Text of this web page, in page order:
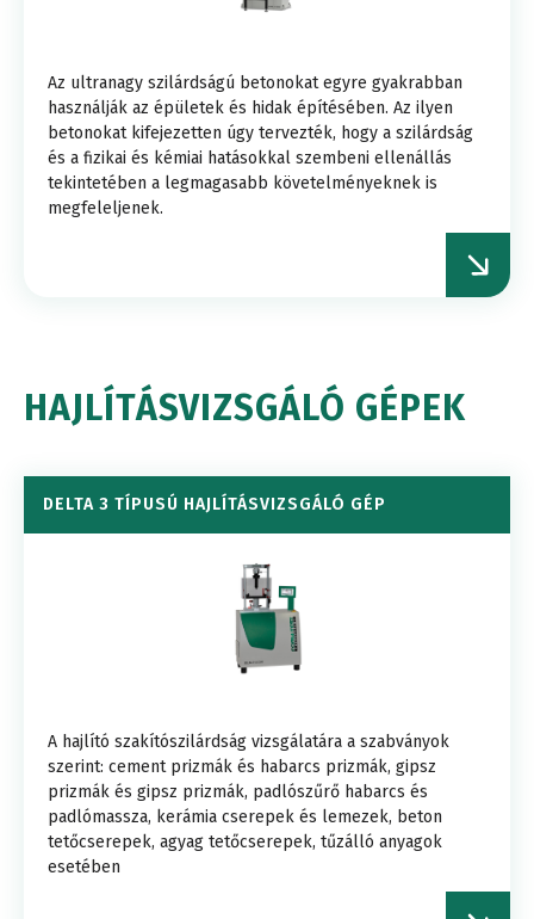
Az ultranagy szilárdságú betonokat egyre gyakrabban
használják az épületek és hidak építésében. Az ilyen
betonokat kifejezetten úgy tervezték, hogy a szilárdság
és a fizikai és kémiai hatásokkal szembeni ellenállás
tekintetében a legmagasabb követelményeknek is
megfeleljenek.
HAJLÍTÁSVIZSGÁLÓ GÉPEK
DELTA 3 TÍPUSÚ HAJLÍTÁSVIZSGÁLÓ GÉP
A hajlító szakítószilárdság vizsgálatára a szabványok
szerint: cement prizmák és habarcs prizmák, gipsz
prizmák és gipsz prizmák, padlószűrő habarcs és
padlómassza, kerámia cserepek és lemezek, beton
tetőcserepek, agyag tetőcserepek, tűzálló anyagok
esetében